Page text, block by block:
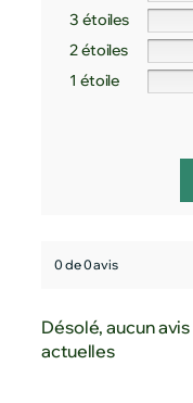
3 étoiles
2 étoiles
1 étoile
0 de 0 avis
Désolé, aucun
actuelles